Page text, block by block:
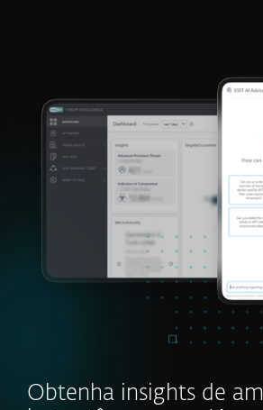
Obtenha insights de